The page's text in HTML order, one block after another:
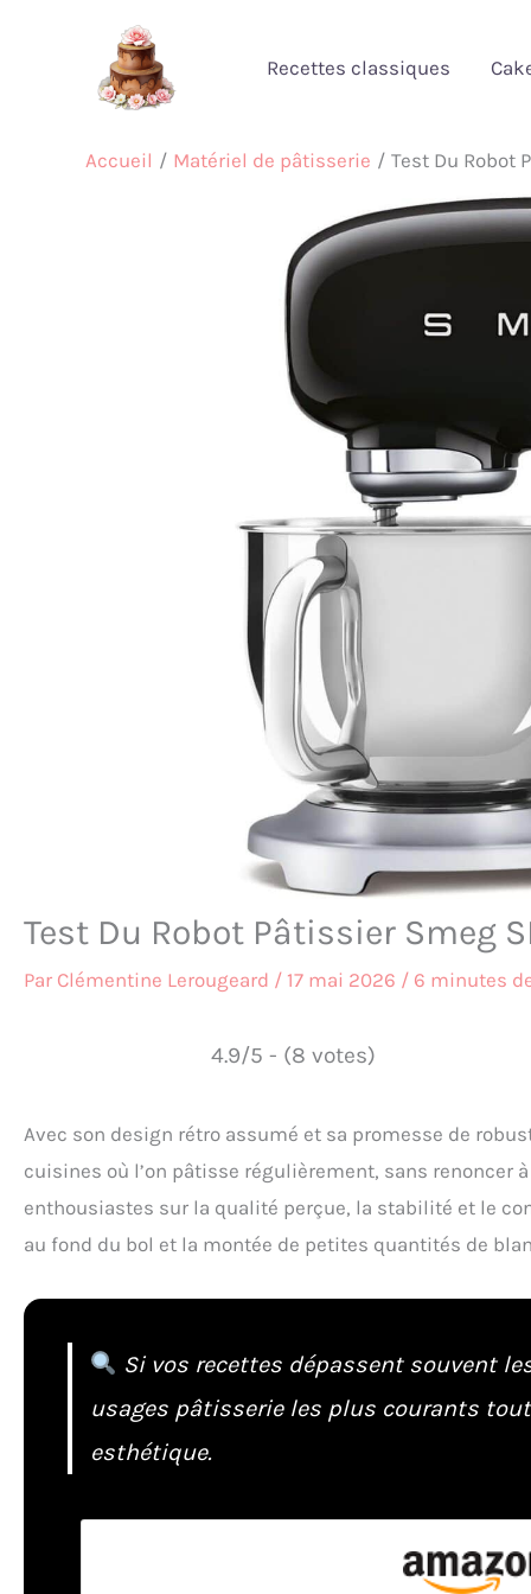
Recettes classiques
Accueil Matériel de pâtisserie Test Du Robot
Test Du Robot Pâtissier Smeg
Par Clémentine Lerougeard / 17 mai 2026 / 6 minutes
4.9/5 - (8 votes)
Avec son design rétro assumé et sa promesse de
cuisines où l’on pâtisse régulièrement, sans
enthousiastes sur la qualité perçue, la stabilité et le
au fond du bol et la montée de petites quantités de
Si vos recettes dépassent souvent
usages pâtisserie les plus courants
esthétique.